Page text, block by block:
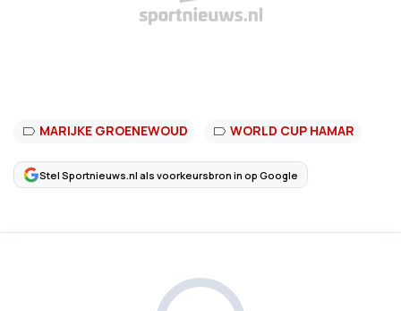
MARIJKE GROENEWOUD WORLD CUP HAMAR
Stel Sportnieuws.nl als voorkeursbron in op Google